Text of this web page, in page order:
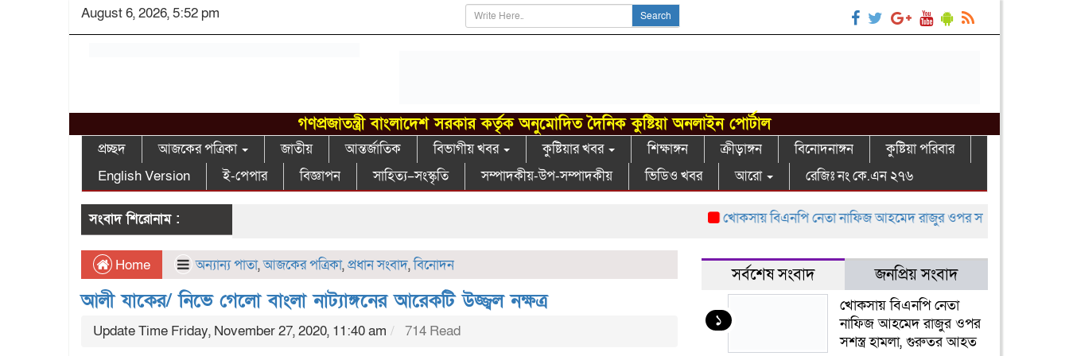
August 6, 2026, 5:52 pm Search
গণপ্রজাতন্ত্রী বাংলাদেশ সরকার কর্তৃক অনুমোদিত দৈনিক কুষ্টিয়া অনলাইন পোর্টাল
প্রচ্ছদ আজকের পত্রিকা জাতীয় আন্তর্জাতিক বিভাগীয় খবর কুষ্টিয়ার খবর শিক্ষাঙ্গন ক্রীড়াঙ্গন বিনোদনাঙ্গন
কুষ্টিয়া পরিবার
English Version
ই-পেপার বিজ্ঞাপন সাহিত্য–সংস্কৃতি সম্পাদকীয়-উপ-সম্পাদকীয় ভিডিও খবর আরো রেজিঃ নং কে.এন ২৭৬
সংবাদ শিরোনাম : খোকসায় বিএনপি নেতা নাফিজ আহমেদ রাজুর ওপর সশস্ত্র হামলা, গুরুতর
Home অন্যান্য পাতা,আজকের পত্রিকা,প্রধান সংবাদ,বিনোদন
আলী যাকের/ নিভে গেলো বাংলা নাট্যাঙ্গনের আরেকটি উজ্জ্বল নক্ষত্র
Update Time Friday, November 27, 2020, 11:40 am 714 Read
সর্বশেষ সংবাদ জনপ্রিয় সংবাদ
১
খোকসায় বিএনপি নেতা
নাফিজ আহমেদ রাজুর ওপর
সশস্ত্র হামলা, গুরুতর আহত